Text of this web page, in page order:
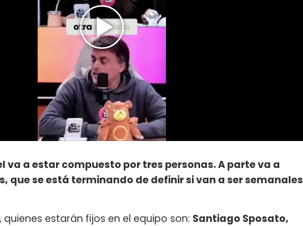
va a estar compuesto por tres personas. A parte va a
que se está terminando de definir si van a ser semanales
estarán fijos en el equipo son: Santiago Sposato,